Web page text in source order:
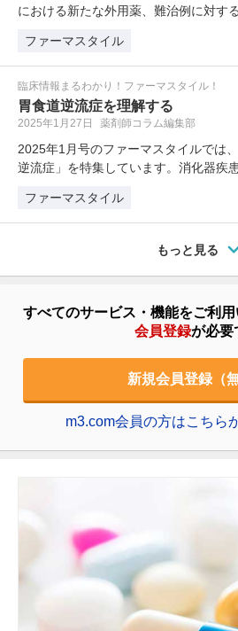
における新たな外用薬、難治例に対する
ファーマスタイル
臨床情報まるわかり！ファーマスタイル！
胃食道逆流症を理解する
2025年1月27日 薬剤師コラム編集部
2025年1月号のファーマスタイルでは
逆流症」を特集しています。消化器疾
ファーマスタイル
もっと見る
すべてのサービス・機能をご利
会員登録が必要
新規会員登録（無
m3.com会員の方はこちら